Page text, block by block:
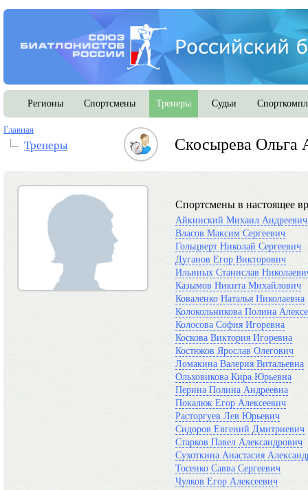
Регионы Спортсмены Тренеры Судьи
Главная
Тренеры Скосырева Ольга
Спортсмены в настоящее
Айкинский Михаил Андреевич
Власов Максим Сергеевич
Гольцверт Николай Сергеевич
Дуганов Егор Викторович
Ильиных Станислав
Казымов Никита Михайлович
Коваленко Наталья Николаевна
Колокольникова Полина
Колосова София Игоревна
Коскова Виктория Игоревна
Костюков Ярослав Олегович
Ломакина Валерия Витальевна
Ольховикова Кира Юрьевна
Перина Полина Андреевна
Покалюк Егор Алексеевич
Расторгуев Лев Юрьевич
Сидоров Евгений Дмитриевич
Старков Павел Александрович
Сухоткина Анастасия
Тосенко Савва Сергеевич
Чулков Егор Алексеевич